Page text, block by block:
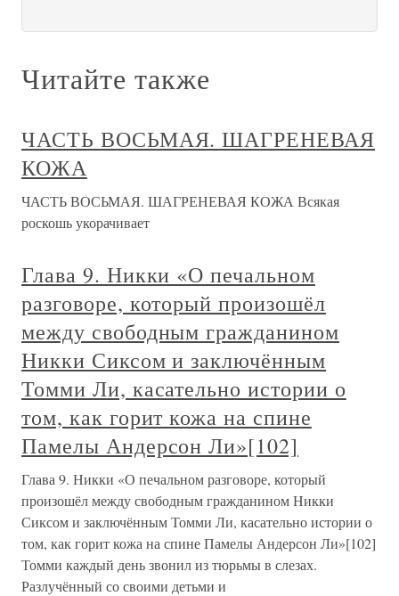
Читайте также
ЧАСТЬ ВОСЬМАЯ. ШАГРЕНЕВАЯ
КОЖА
ЧАСТЬ ВОСЬМАЯ. ШАГРЕНЕВАЯ КОЖА Всякая
роскошь укорачивает
Глава 9. Никки «О печальном
разговоре, который произошёл
между свободным гражданином
Никки Сиксом и заключённым
Томми Ли, касательно истории о
том, как горит кожа на спине
Памелы Андерсон Ли»[102]
Глава 9. Никки «О печальном разговоре, который
произошёл между свободным гражданином Никки
Сиксом и заключённым Томми Ли, касательно истории о
том, как горит кожа на спине Памелы Андерсон Ли»[102]
Томми каждый день звонил из тюрьмы в слезах.
Разлучённый со своими детьми и